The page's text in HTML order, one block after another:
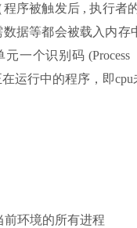
序被触发后 , 执行者
据等都会被载入内存
一个识别码
运行中的程序，即cpu
境的所有进程